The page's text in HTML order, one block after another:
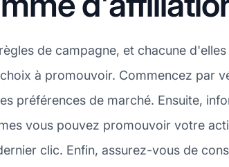
de campagne, et chacune
à promouvoir. Commencez par
préférences de marché. Ensuite,
vous pouvez promouvoir votre
clic. Enfin, assurez-vous de